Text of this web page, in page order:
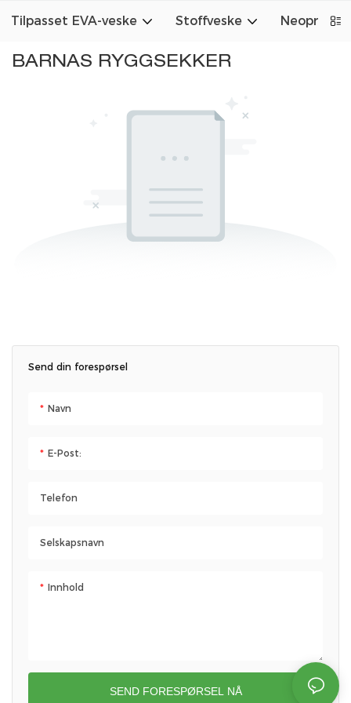
Tilpasset EVA-veske Stoffveske Neopren
BARNAS RYGGSEKKER
Send din forespørsel
Navn
E-Post:
Telefon
Selskapsnavn
Innhold
SEND FORESPØRSEL NÅ